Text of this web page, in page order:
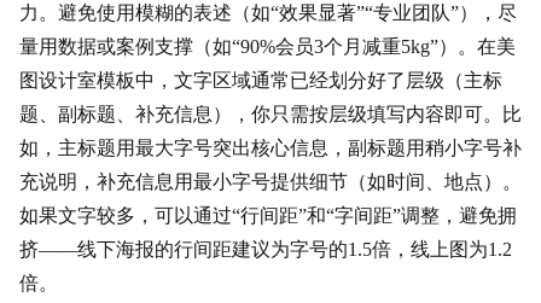
力。避免使用模糊的表述（如“效果显著”“专业团队”），尽
量用数据或案例支撑（如“90%会员3个月减重5kg”）。在美
图设计室模板中，文字区域通常已经划分好了层级（主标
题、副标题、补充信息），你只需按层级填写内容即可。比
如，主标题用最大字号突出核心信息，副标题用稍小字号补
充说明，补充信息用最小字号提供细节（如时间、地点）。
如果文字较多，可以通过“行间距”和“字间距”调整，避免拥
挤——线下海报的行间距建议为字号的1.5倍，线上图为1.2
倍。